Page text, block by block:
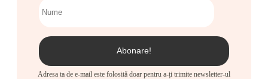
Adresa ta de e-mail este folosită doar pentru a-ți trimite newsletter-ul